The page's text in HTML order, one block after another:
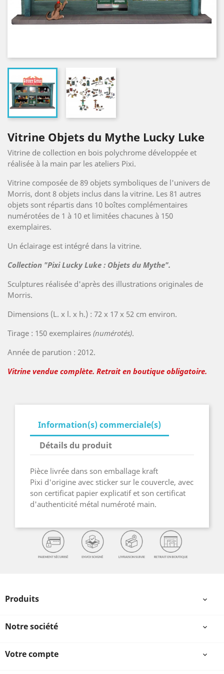
Vitrine Objets du Mythe Lucky Luke
Vitrine de collection en bois polychrome développée et
réalisée à la main par les ateliers Pixi.
Vitrine composée de 89 objets symboliques de l'univers de
Morris, dont 8 objets inclus dans la vitrine. Les 81 autres
objets sont répartis dans 10 boîtes complémentaires
numérotées de 1 à 10 et limitées chacunes à 150
exemplaires.
Un éclairage est intégré dans la vitrine.
Collection "Pixi Lucky Luke : Objets du Mythe".
Sculptures réalisée d'après des illustrations originales de
Morris.
Dimensions (L. x l. x h.) : 72 x 17 x 52 cm environ.
Tirage : 150 exemplaires (numérotés).
Année de parution : 2012.
Vitrine vendue complète. Retrait en boutique obligatoire.
Information(s) commerciale(s)
Détails du produit
Pièce livrée dans son emballage kraft
Pixi d'origine avec sticker sur le couvercle, avec
son certificat papier explicatif et son certificat
d'authenticité métal numéroté main.
Produits 
Notre société 
Votre compte 